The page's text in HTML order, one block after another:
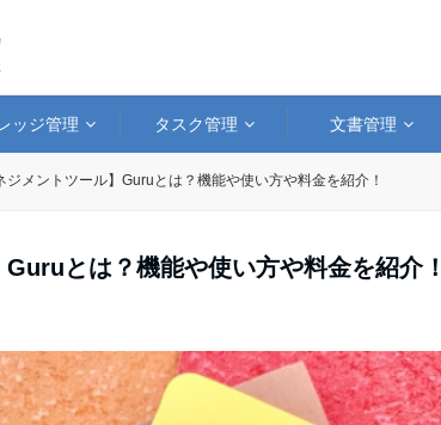
ッジ管理 タスク管理 文書管理
ジメントツール】Guruとは？機能や使い方や料金を紹介！
とは？機能や使い方や料金を紹介！